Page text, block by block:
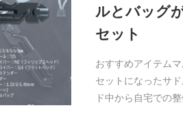
ルとバッグ
セット
おすすめアイテム
セットになったサ
ド中から自宅での